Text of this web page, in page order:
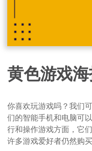
黄色游戏
你喜欢玩游戏吗？我们
们的智能手机和电脑可
行和操作游戏方面，它
许多游戏爱好者仍然购